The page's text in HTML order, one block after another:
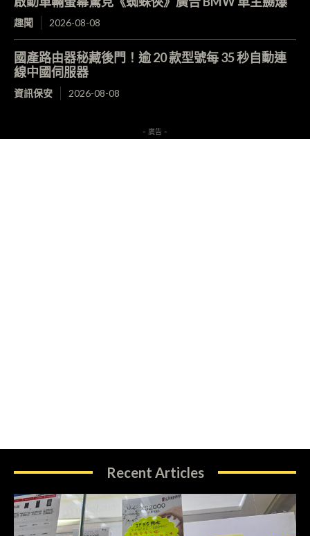
趣聞 2026-08-08
國產路由器秘藏後門！逾 20 款型號每 35 秒自動連
線中國伺服器
資訊保安 2026-08-08
- 廣告 -
Recent Articles